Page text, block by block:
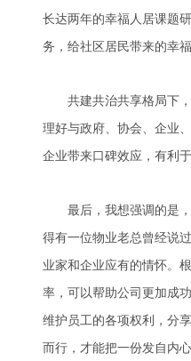
长达两年的幸福人居课题
务，给社区居民带来的幸
共建共治共享格局下，
理好与政府、协会、企业
企业带来口碑效应，有利
最后，我想强调的是，
得有一位物业老总曾经说
业家和企业应有的情怀。
率，可以帮助公司更加成
维护员工的各项权利，分
而行，才能把一份发自内